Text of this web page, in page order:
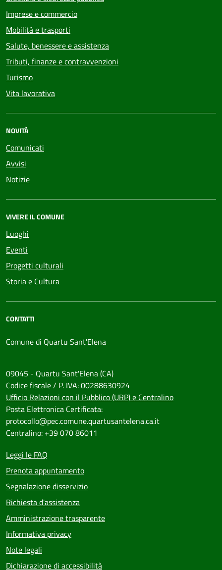
Imprese e commercio
Mobilità e trasporti
Salute, benessere e assistenza
Tributi, finanze e contravvenzioni
Turismo
Vita lavorativa
NOVITÀ
Comunicati
Avvisi
Notizie
VIVERE IL COMUNE
Luoghi
Eventi
Progetti culturali
Storia e Cultura
CONTATTI
Comune di Quartu Sant'Elena
09045 - Quartu Sant'Elena (CA)
Codice fiscale / P. IVA: 00288630924
Ufficio Relazioni con il Pubblico (URP) e Centralino
Posta Elettronica Certificata:
protocollo@pec.comune.quartusantelena.ca.it
Centralino: +39 070 86011
Leggi le FAQ
Prenota appuntamento
Segnalazione disservizio
Richiesta d'assistenza
Amministrazione trasparente
Informativa privacy
Note legali
Dichiarazione di accessibilità